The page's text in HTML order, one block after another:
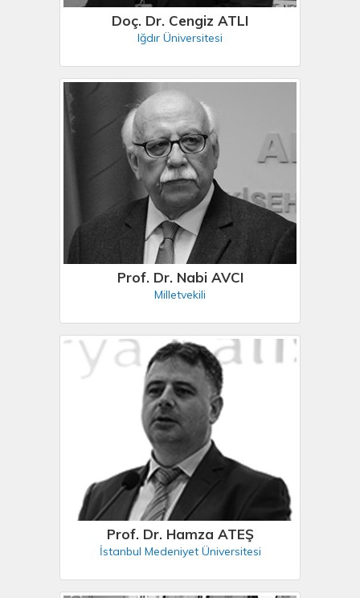
Doç. Dr. Cengiz ATLI
Iğdır Üniversitesi
Prof. Dr. Nabi AVCI
Milletvekili
Prof. Dr. Hamza ATEŞ
İstanbul Medeniyet Üniversitesi